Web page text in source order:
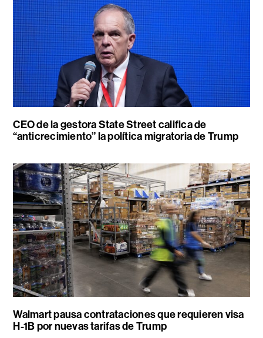
CEO de la gestora State Street califica de
“anticrecimiento” la política migratoria de Trump
Walmart pausa contrataciones que requieren visa
H-1B por nuevas tarifas de Trump